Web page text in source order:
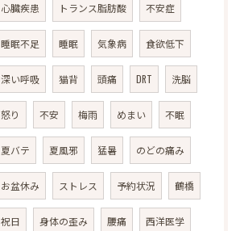
心臓疾患 トランス脂肪酸 不安症
睡眠不足 睡眠 気象病 食欲低下
深い呼吸 猫背 頭痛 DRT 洗脳
怒り 不安 梅雨 めまい 不眠
夏バテ 夏風邪 猛暑 のどの痛み
お盆休み ストレス 予約状況 鶴橋
祝日 身体の歪み 腰痛 西洋医学